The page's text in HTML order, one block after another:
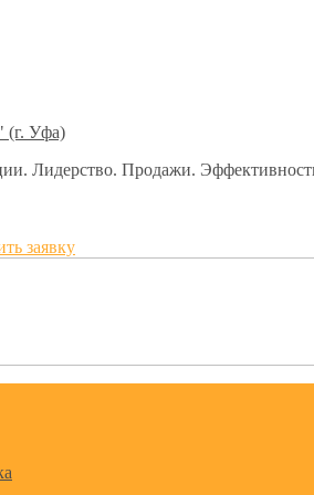
(г. Уфа)
Лидерство. Продажи.
заявку